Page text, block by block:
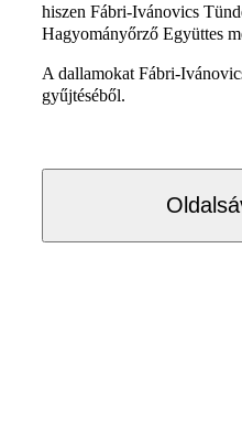
hiszen Fábri-Ivánovics
Hagyományőrző Együttes
A dallamokat Fábri-
gyűjtéséből.